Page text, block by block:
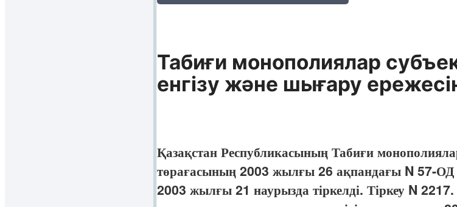
Табиғи монополиялар
енгізу және шығару
Қазақстан Республикасының Табиғи
төрағасының 2003 жылғы 26 ақпандағы N 57-ОД
2003 жылғы 21 наурызда тіркелді. Тіркеу N